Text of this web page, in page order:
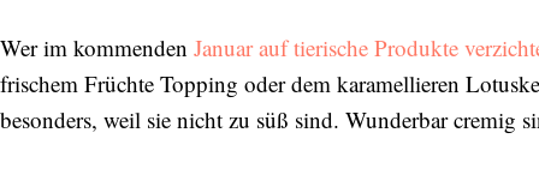
Wer im kommenden Januar auf tierische Produkte
frischem Früchte Topping oder dem karamellieren
besonders, weil sie nicht zu süß sind. Wunderbar cremig